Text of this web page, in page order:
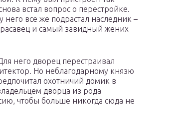
встал вопрос о перестройке.
все же подрастал наследник –
и самый завидный жених
него дворец перестраивал
Но неблагодарному князю
охотничий домик в
дворца из рода
чтобы больше никогда сюда не